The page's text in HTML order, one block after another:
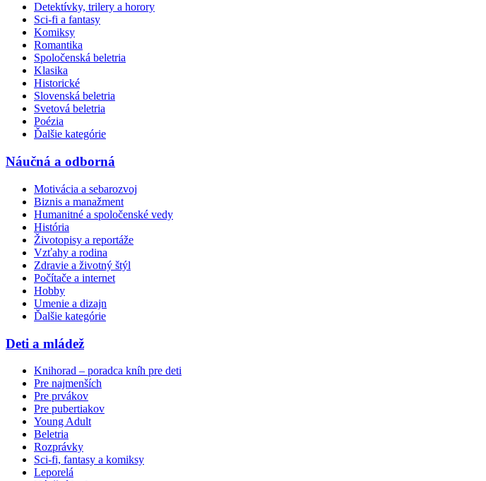
Detektívky, trilery a horory
Sci-fi a fantasy
Komiksy
Romantika
Spoločenská beletria
Klasika
Historické
Slovenská beletria
Svetová beletria
Poézia
Ďalšie kategórie
Náučná a odborná
Motivácia a sebarozvoj
Biznis a manažment
Humanitné a spoločenské vedy
História
Životopisy a reportáže
Vzťahy a rodina
Zdravie a životný štýl
Počítače a internet
Hobby
Umenie a dizajn
Ďalšie kategórie
Deti a mládež
Knihorad – poradca kníh pre deti
Pre najmenších
Pre prvákov
Pre pubertiakov
Young Adult
Beletria
Rozprávky
Sci-fi, fantasy a komiksy
Leporelá